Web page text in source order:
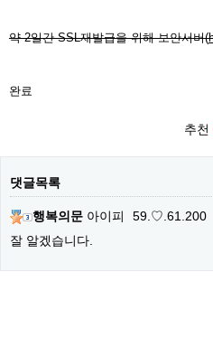
약 2일간 SSL재발급을 위해 보안서버(
완료
추천
댓글목록
행복의문 아이피 59.♡.61.200
잘 알겠습니다.